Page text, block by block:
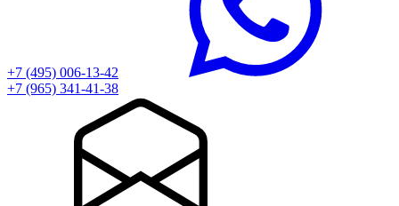
+7 (495) 006-13-42
+7 (965) 341-41-38